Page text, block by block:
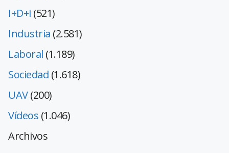
I+D+i (521)
Industria (2.581)
Laboral (1.189)
Sociedad (1.618)
UAV(200)
Vídeos (1.046)
Archivos